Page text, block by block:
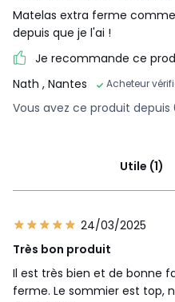
Matelas extra ferme
depuis que je l'ai !
Je recommande ce
Nath , Nantes Acheteur
Vous avez ce produit depuis
Utile (1)
24/03/2025
Très bon produit
Il est très bien et de bonne
ferme. Le sommier est top,